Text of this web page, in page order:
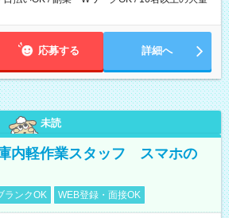
応募する 詳細へ
未読
庫内軽作業スタッフ スマホの
ランクOK WEB登録・面接OK